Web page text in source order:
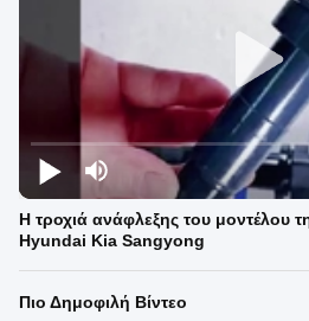
Η τροχιά ανάφλεξης του μοντέλου
Hyundai Kia Sangyong
Πιο Δημοφιλή Βίντεο